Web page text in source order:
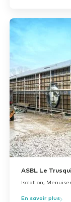
ASBL Le
Isolation,
En savoir plus